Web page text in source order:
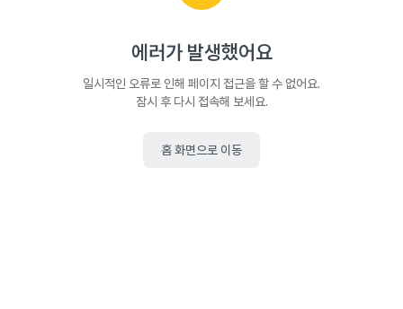
에러가 발생했어요
일시적인 오류로 인해 페이지 접근을 할 수 없어요.
잠시 후 다시 접속해 보세요.
홈 화면으로 이동